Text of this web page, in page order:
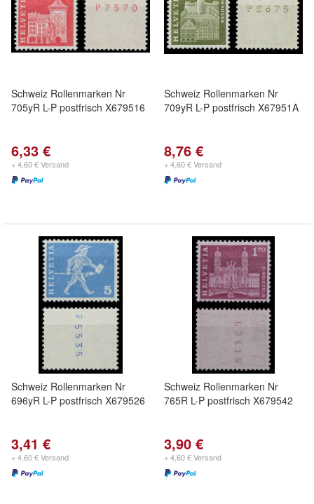
Schweiz Rollenmarken Nr
705yR L-P postfrisch X679516
6,33 €
+ 4,60 € Versand
Schweiz Rollenmarken Nr
709yR L-P postfrisch X67951A
8,76 €
+ 4,60 € Versand
Schweiz Rollenmarken Nr
696yR L-P postfrisch X679526
3,41 €
+ 4,60 € Versand
Schweiz Rollenmarken Nr
765R L-P postfrisch X679542
3,90 €
+ 4,60 € Versand